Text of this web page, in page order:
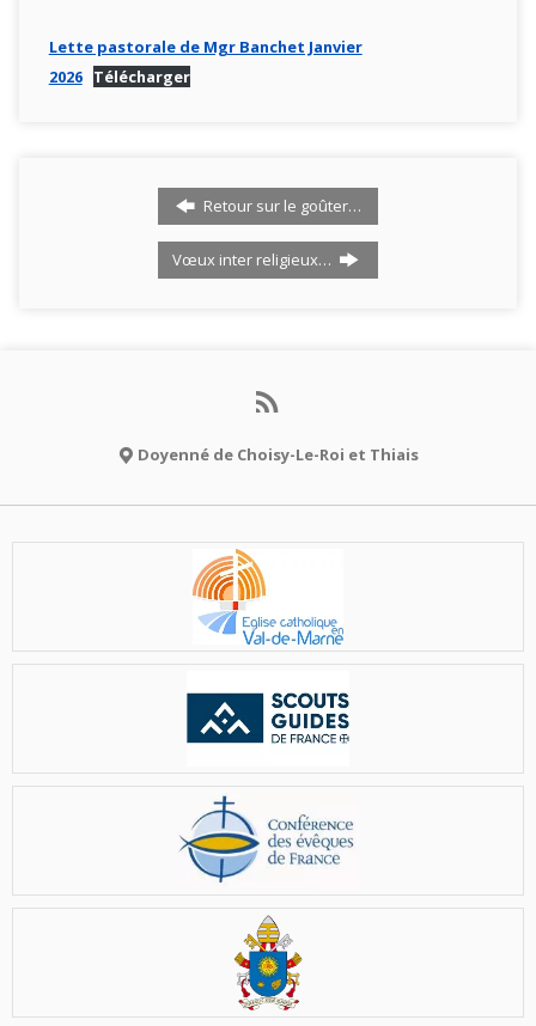
Lette pastorale de Mgr Banchet Janvier
2026 Télécharger
Retour sur le goûter…
Vœux inter religieux…
Doyenné de Choisy-Le-Roi et Thiais